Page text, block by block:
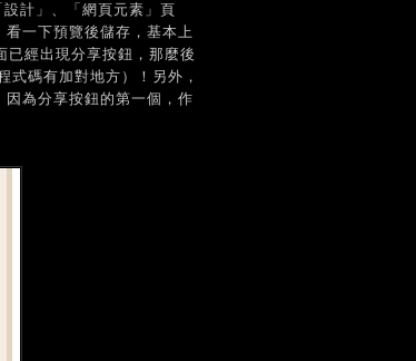
計」、「網頁元素」頁
一下預覽後儲存，基本上
經出現分享按鈕，那麼後
碼有加對地方）！另外，
為分享按鈕的第一個，作